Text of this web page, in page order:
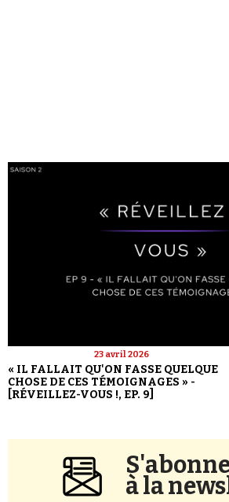
23 avril 2026
« IL FALLAIT QU'ON FASSE QUELQUE
CHOSE DE CES TÉMOIGNAGES » -
[RÉVEILLEZ-VOUS !, EP. 9]
à la